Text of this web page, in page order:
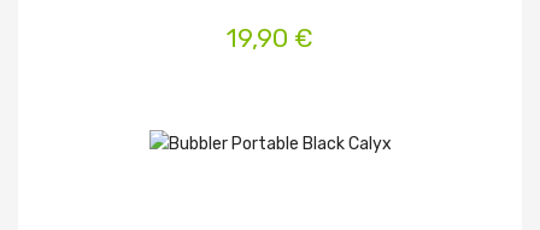
19,90 €